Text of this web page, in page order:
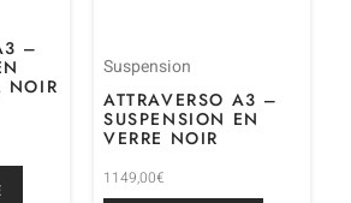
–
NOIR
Suspension
ATTRAVERSO A3 –
SUSPENSION EN
VERRE NOIR
1149,00€